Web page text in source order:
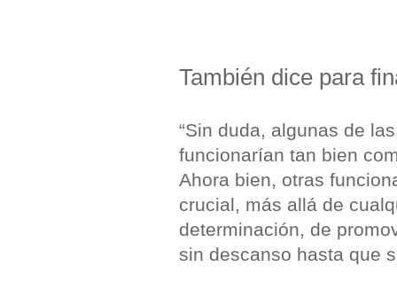
También dice para
“Sin duda, algunas de
funcionarían tan bien
Ahora bien, otras
crucial, más allá de
determinación, de
sin descanso hasta que